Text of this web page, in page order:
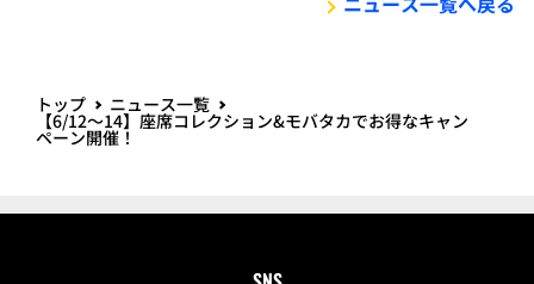
トップ ニュース一覧
【6/12～14】座席コレクション&モバタカでお得なキャン
ペーン開催！